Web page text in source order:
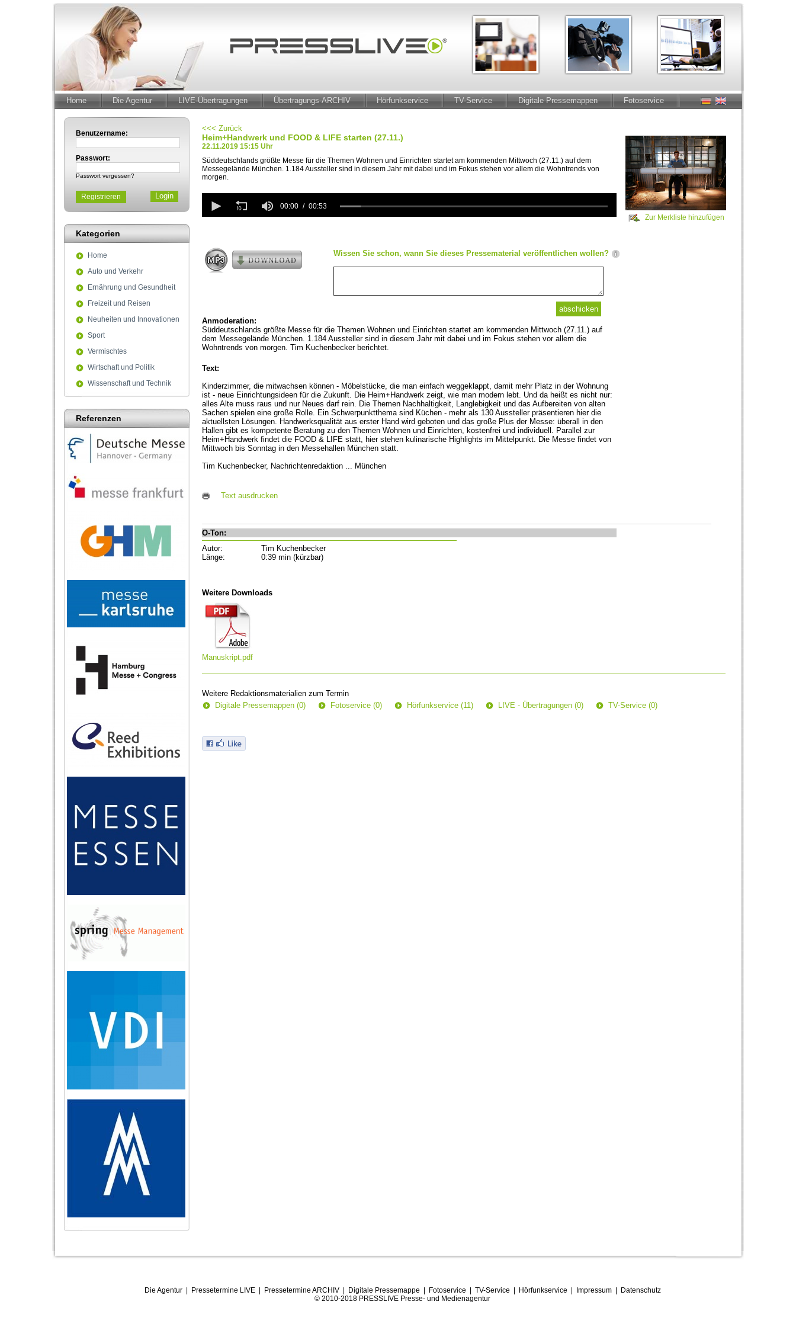
Home Die Agentur LIVE-Übertragungen Übertragungs-ARCHIV Hörfunkservice TV-Service Digitale Pressemappen Fotoservice
Benutzername:
Passwort:
Passwort vergessen?
Registrieren
Kategorien
Home
Auto und Verkehr
Ernährung und Gesundheit
Freizeit und Reisen
Neuheiten und Innovationen
Sport
Vermischtes
Wirtschaft und Politik
Wissenschaft und Technik
Referenzen
<<< Zurück
Heim+Handwerk und FOOD & LIFE starten (27.11.)
22.11.2019 15:15 Uhr
Süddeutschlands größte Messe für die Themen Wohnen und Einrichten startet am kommenden Mittwoch (27.11.) auf dem
Messegelände München. 1.184 Aussteller sind in diesem Jahr mit dabei und im Fokus stehen vor allem die Wohntrends von
morgen.
seconds
of
00:00
00:53
Zur Merkliste hinzufügen
Wissen Sie schon, wann Sie dieses Pressematerial veröffentlichen wollen?
Anmoderation:
Süddeutschlands größte Messe für die Themen Wohnen und Einrichten startet am kommenden Mittwoch (27.11.) auf
dem Messegelände München. 1.184 Aussteller sind in diesem Jahr mit dabei und im Fokus stehen vor allem die
Wohntrends von morgen. Tim Kuchenbecker berichtet.
Text:
Kinderzimmer, die mitwachsen können - Möbelstücke, die man einfach weggeklappt, damit mehr Platz in der Wohnung
ist - neue Einrichtungsideen für die Zukunft. Die Heim+Handwerk zeigt, wie man modern lebt. Und da heißt es nicht nur:
alles Alte muss raus und nur Neues darf rein. Die Themen Nachhaltigkeit, Langlebigkeit und das Aufbereiten von alten
Sachen spielen eine große Rolle. Ein Schwerpunktthema sind Küchen - mehr als 130 Aussteller präsentieren hier die
aktuellsten Lösungen. Handwerksqualität aus erster Hand wird geboten und das große Plus der Messe: überall in den
Hallen gibt es kompetente Beratung zu den Themen Wohnen und Einrichten, kostenfrei und individuell. Parallel zur
Heim+Handwerk findet die FOOD & LIFE statt, hier stehen kulinarische Highlights im Mittelpunkt. Die Messe findet von
Mittwoch bis Sonntag in den Messehallen München statt.
Tim Kuchenbecker, Nachrichtenredaktion ... München
Text ausdrucken
O-Ton:
Autor:
Tim Kuchenbecker
Länge:
0:39 min (kürzbar)
Weitere Downloads
Manuskript.pdf
Weitere Redaktionsmaterialien zum Termin
Digitale Pressemappen (0)
Fotoservice (0) Hörfunkservice (11) LIVE - Übertragungen (0) TV-Service (0)
Die Agentur| Pressetermine LIVE| Pressetermine ARCHIV| Digitale Pressemappe Fotoservice TV-Service Hörfunkservice Impressum| Datenschutz
© 2010-2018 PRESSLIVE Presse- und Medienagentur